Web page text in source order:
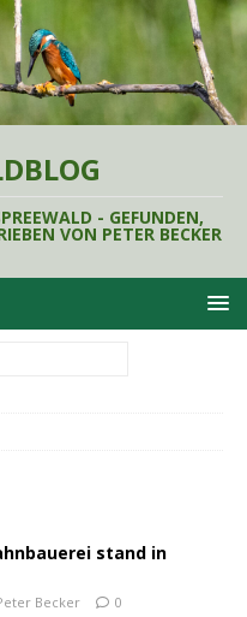
- GEFUNDEN,
VON PETER BECKER
stand in
Becker 0